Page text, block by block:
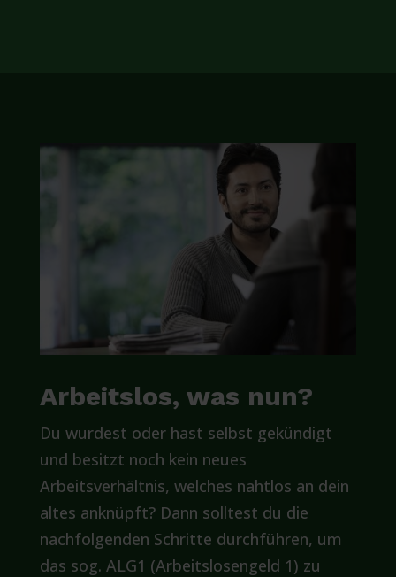
Arbeitslos, was nun?
Du wurdest oder hast selbst gekündigt
und besitzt noch kein neues
Arbeitsverhältnis, welches nahtlos an dein
altes anknüpft? Dann solltest du die
nachfolgenden Schritte durchführen, um
das sog. ALG1 (Arbeitslosengeld 1) zu